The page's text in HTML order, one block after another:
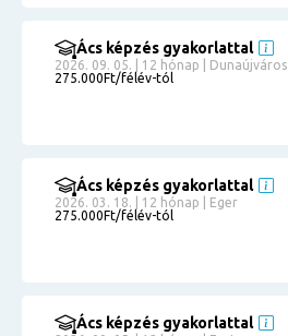
Ács képzés gyakorlattal
2026. 09. 05. | 12 hónap | Dunaújváros
275.000Ft/félév-tól
Ács képzés gyakorlattal
2026. 03. 18. | 12 hónap | Eger
275.000Ft/félév-tól
Ács képzés gyakorlattal